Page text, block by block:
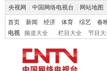
央视网 中国网络电视台 网站地图
首页 新闻 经济 体育 综艺 春
电视
频道大全 栏目大全 节目大